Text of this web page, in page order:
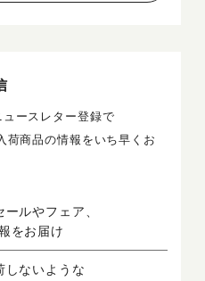
ースレター登録で
荷商品の情報をいち早くお
ルやフェア、
をお届け
しないような